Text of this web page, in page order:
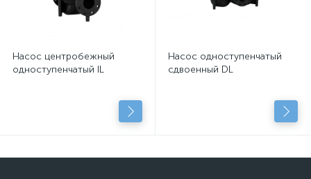
Насос центробежный
одноступенчатый IL
Насос одноступенчатый
сдвоенный DL